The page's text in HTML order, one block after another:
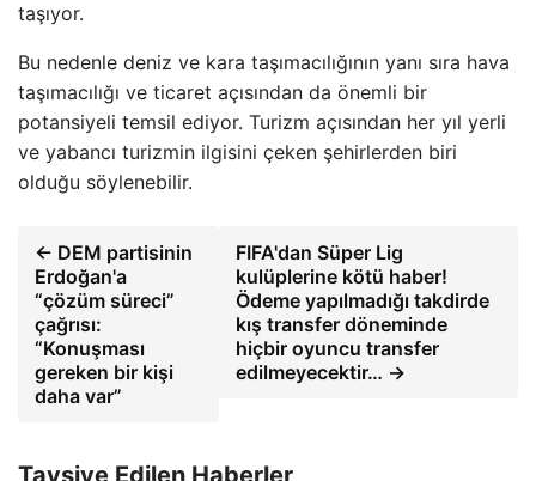
taşıyor.
Bu nedenle deniz ve kara taşımacılığının yanı sıra hava
taşımacılığı ve ticaret açısından da önemli bir
potansiyeli temsil ediyor. Turizm açısından her yıl yerli
ve yabancı turizmin ilgisini çeken şehirlerden biri
olduğu söylenebilir.
← DEM partisinin
Erdoğan'a
“çözüm süreci”
çağrısı:
“Konuşması
gereken bir kişi
daha var”
FIFA'dan Süper Lig
kulüplerine kötü haber!
Ödeme yapılmadığı takdirde
kış transfer döneminde
hiçbir oyuncu transfer
edilmeyecektir… →
Tavsiye Edilen Haberler